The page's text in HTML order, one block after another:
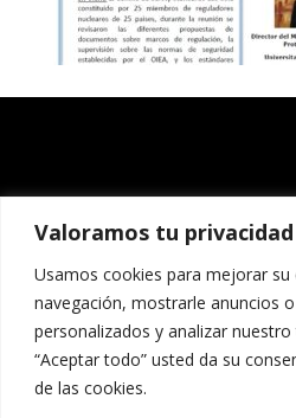
Valoramos tu privacidad
Usamos cookies para mejorar su
navegación, mostrarle anuncios
personalizados y analizar
“Aceptar todo” usted da su
de las cookies.